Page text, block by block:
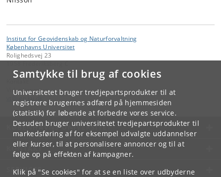
Samtykke til brug af cookies
Universitetet bruger tredjepartsprodukter til at
registrere brugernes adfærd på hjemmesiden
(statistik) for løbende at forbedre vores service.
Desuden bruger universitetet tredjepartsprodukter til
markedsføring af for eksempel udvalgte uddannelser
eller kurser, til at personalisere annoncer og til at
følge op på effekten af kampagner.
Klik på "Se cookies" for at se en liste over udbyderne
Institut for Geovidenskab og Naturforvaltning
Københavns Universitet
Rolighedsvej 23
Videntjenesten
KØBENHAVNS UNIVERSITET
KONTAKT
SERVICES